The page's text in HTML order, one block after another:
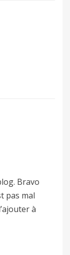
Bravo
pas mal
à